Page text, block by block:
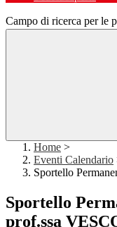
Campo di ricerca per le
Home >
Eventi Calendario
Sportello
Sportello
prof.ssa